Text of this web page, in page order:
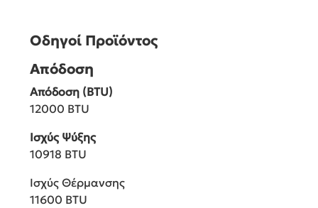
Οδηγοί Προϊόντος
Απόδοση
Απόδοση (BTU)
12000 BTU
Ισχύς Ψύξης
10918 BTU
Ισχύς Θέρμανσης
11600 BTU